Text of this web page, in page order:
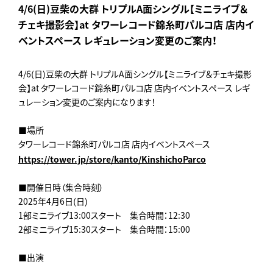
4/6(日)豆柴の大群 トリプルA面シングル【ミニライブ＆
チェキ撮影会】at タワーレコード錦糸町パルコ店 店内イ
ベントスペース レギュレーション変更のご案内！
4/6(日)豆柴の大群 トリプルA面シングル【ミニライブ＆チェキ撮影
会】at タワーレコード錦糸町パルコ店 店内イベントスペース レギ
ュレーション変更のご案内になります！
■場所
タワーレコード錦糸町パルコ店 店内イベントスペース
https://tower.jp/store/kanto/KinshichoParco
■開催日時（集合時刻）
2025年4月6日(日)
1部ミニライブ13:00スタート 集合時間：12:30
2部ミニライブ15:30スタート 集合時間：15:00
■出演